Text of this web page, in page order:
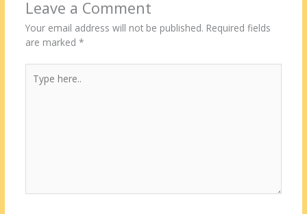
Leave a Comment
Your email address will not be published. Required fields
are marked *
here..